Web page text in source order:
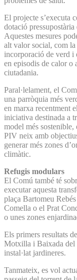
El projecte s’executa
dotació
Aquestes mesures
alt valor social, com
incorporació de verd i
en episodis de calor o
ciutadania.
Paral·lelament, el
una parròquia més
en marxa recentment
iniciativa destinada a
model més
PIV neix amb
generar més zones
climàtic.
Refugis modulars
El Comú també té
executar aquesta
plaça Bartomeu
Comella o el Prat
o unes zones
Els primers resultats
Motxilla i Baixada del
instal·lat jardineres.
Tanmateix, es vol